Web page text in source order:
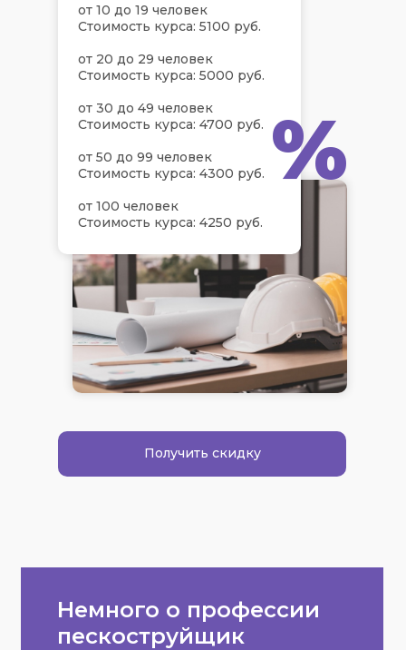
от 10 до 19 человек
Стоимость курса: 5100 руб.
от 20 до 29 человек
Стоимость курса: 5000 руб.
от 30 до 49 человек
Стоимость курса: 4700 руб.
от 50 до 99 человек
Стоимость курса: 4300 руб.
от 100 человек
Стоимость курса: 4250 руб.
Получить скидку
%
Немного о профессии
пескоструйщик